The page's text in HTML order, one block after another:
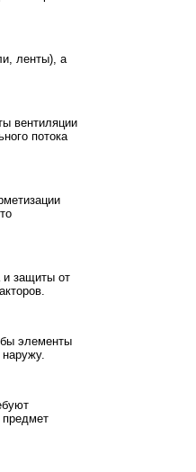
ленты), а
вентиляции
потока
и защиты от
элементы
предмет